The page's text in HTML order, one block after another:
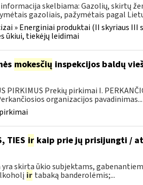
skelbiama: Gazolių, skirtų
gazoliais, pažymėtais pagal
» Energiniai produktai (II skyriaus
ūkiui, tiekėjų leidimai
mokesčių inspekcijos baldų
PIRKIMUS Prekių pirkimai I.
organizacijos pavadinimas...
TIES irkaip prie jų prisijungti /
skirta ūkio subjektams,
ir tabaką banderolėmis;...